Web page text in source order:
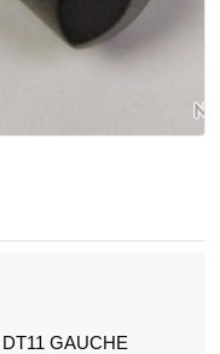
GAUCHE